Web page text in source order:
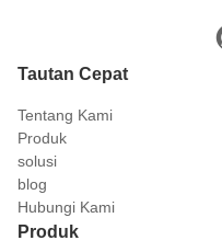
Tautan Cepat
Tentang Kami
Produk
solusi
blog
Hubungi Kami
Produk